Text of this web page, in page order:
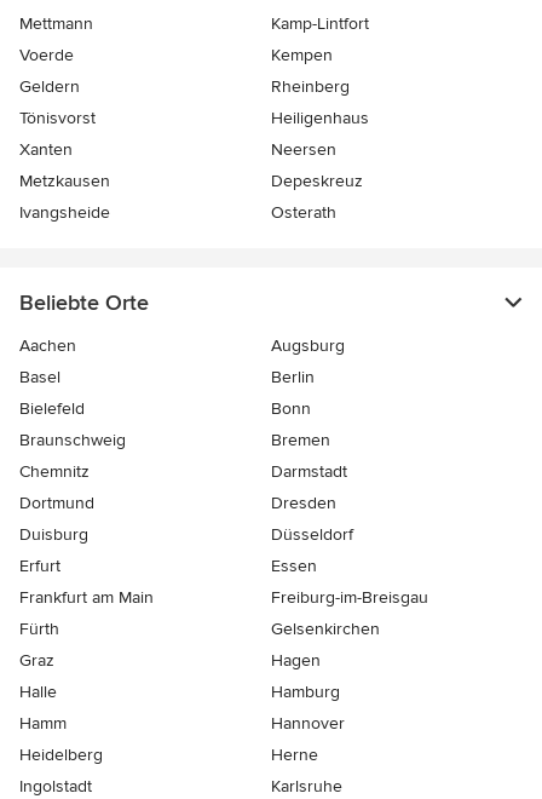
Mettmann
Kamp-Lintfort
Voerde
Kempen
Geldern
Rheinberg
Tönisvorst
Heiligenhaus
Xanten
Neersen
Metzkausen
Depeskreuz
Ivangsheide
Osterath
Beliebte Orte
Aachen
Augsburg
Basel
Berlin
Bielefeld
Bonn
Braunschweig
Bremen
Chemnitz
Darmstadt
Dortmund
Dresden
Duisburg
Düsseldorf
Erfurt
Essen
Frankfurt am Main
Freiburg-im-Breisgau
Fürth
Gelsenkirchen
Graz
Hagen
Halle
Hamburg
Hamm
Hannover
Heidelberg
Herne
Ingolstadt
Karlsruhe